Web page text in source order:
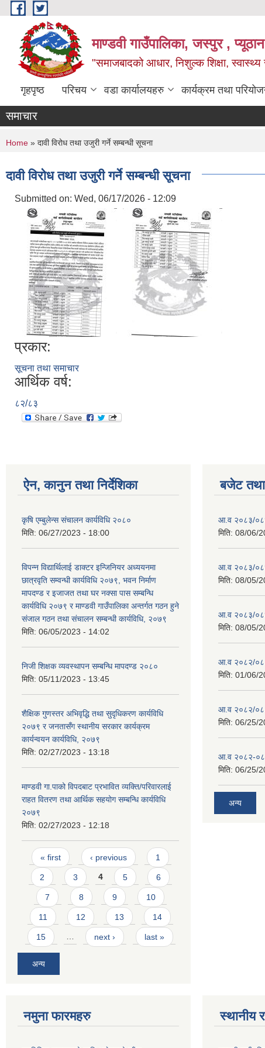
Skip to main content
माण्डवी गाउँपालिका, जस्पुर ,
"समाजबादको आधार, निशुल्क शिक्षा, स्वास्थ्य
गृहपृष्ठ परिचय वडा कार्यालयहरु कार्यक्रम तथा
समाचार
You are here
Home » दावी विरोध तथा उजुरी गर्ने सम्बन्धी सूचना
दावी विरोध तथा उजुरी गर्ने सम्बन्धी सूचना
Submitted on: Wed, 06/17/2026 - 12:09
प्रकार:
सूचना तथा समाचार
आर्थिक वर्ष:
८२/८३
ऐन, कानुन तथा निर्देशिका
कृषि एम्बुलेन्स संचालन कार्यविधि २०८०
मिति: 06/27/2023 - 18:00
विपन्न विद्यार्थिलाई डाक्टर इन्जिनियर अध्ययनमा
छात्रवृति सम्वन्धी कार्यविधि २०७९, भवन निर्माण
मापदण्ड र इजाजत तथा घर नक्सा पास सम्बन्धि
कार्यविधि २०७९ र माण्डवी गाउँपालिका अन्तर्गत गठन हुने
संजाल गठन तथा संचालन सम्बन्धी कार्यविधि, २०७९
मिति: 06/05/2023 - 14:02
निजी शिक्षक व्यवस्थापन सम्बन्धि मापदण्ड २०८०
मिति: 05/11/2023 - 13:45
शैक्षिक गुणस्तर अभिवृद्धि तथा सुदृधिकरण कार्यविधि
२०७९ र जनतासँग स्थानीय सरकार कार्यक्रम
कार्यन्वयन कार्यविधि, २०७९
मिति: 02/27/2023 - 13:18
माण्डवी गा.पाको विपदबाट प्रभावित व्यक्ति/परिवारलाई
राहत वितरण तथा आर्थिक सहयोग सम्बन्धि कार्यविधि
२०७९
मिति: 02/27/2023 - 12:18
Pages
« first ‹ previous 1
2 3 4 5 6
7 8 9 10
11 12 13 14
15 … next › last »
अन्य
बजेट तथा
आ.व २०८३/
मिति: 08/06/
आ.व २०८३/
मिति: 08/05/
आ.व २०८३/०८४
मिति: 08/05/
आ.व २०८२/०८३
मिति: 01/06/
आ.व २०८२/
मिति: 06/25/
आ.व २०८२-०८३
मिति: 06/25/
अन्य
नमुना फारमहरु स्थानीय